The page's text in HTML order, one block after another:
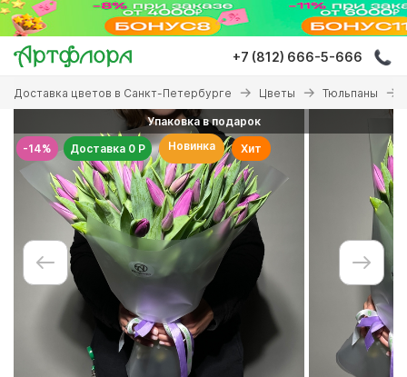
Перейти
основному
содержанию
+7 (812) 666-5-666
Вы
здесь
Доставка цветов в Санкт-Петербурге Цветы Тюльпаны
-14%
Упаковка в подарок
Доставка 0 Р
Новинка Хит